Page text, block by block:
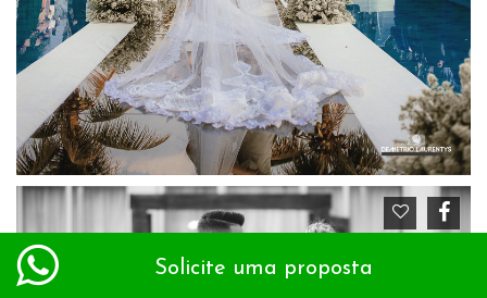
Solicite uma proposta